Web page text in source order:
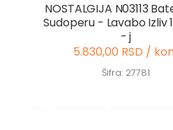
NOSTALGIJA N03113
Sudoperu - Lavabo Izliv
- j
5.830,00 RSD /
Šifra: 27781